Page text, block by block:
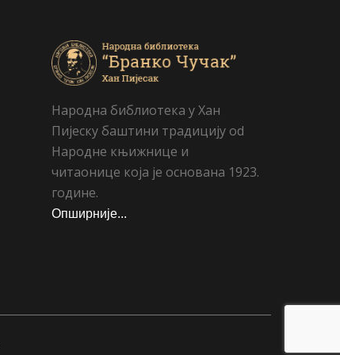
Народна библиотека у Хан
Пијеску баштини традицију od
Народне књижнице и
читаонице која је основана 1923.
године.
Опширније...